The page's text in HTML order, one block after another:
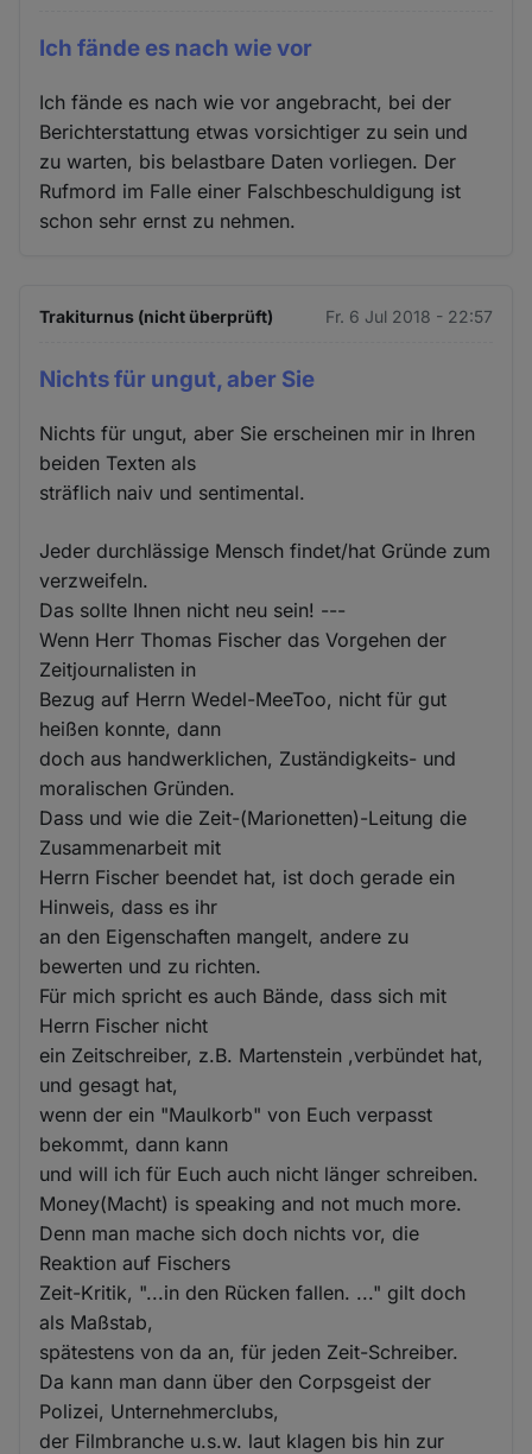
Ich fände es nach wie vor
Ich fände es nach wie vor angebracht, bei der
Berichterstattung etwas vorsichtiger zu sein und
zu warten, bis belastbare Daten vorliegen. Der
Rufmord im Falle einer Falschbeschuldigung ist
schon sehr ernst zu nehmen.
Trakiturnus (nicht überprüft) Fr. 6 Jul 2018 - 22:57
Nichts für ungut, aber Sie
Nichts für ungut, aber Sie erscheinen mir in Ihren
beiden Texten als
sträflich naiv und sentimental.
Jeder durchlässige Mensch findet/hat Gründe zum
verzweifeln.
Das sollte Ihnen nicht neu sein! ---
Wenn Herr Thomas Fischer das Vorgehen der
Zeitjournalisten in
Bezug auf Herrn Wedel-MeeToo, nicht für gut
heißen konnte, dann
doch aus handwerklichen, Zuständigkeits- und
moralischen Gründen.
Dass und wie die Zeit-(Marionetten)-Leitung die
Zusammenarbeit mit
Herrn Fischer beendet hat, ist doch gerade ein
Hinweis, dass es ihr
an den Eigenschaften mangelt, andere zu
bewerten und zu richten.
Für mich spricht es auch Bände, dass sich mit
Herrn Fischer nicht
ein Zeitschreiber, z.B. Martenstein ,verbündet hat,
und gesagt hat,
wenn der ein "Maulkorb" von Euch verpasst
bekommt, dann kann
und will ich für Euch auch nicht länger schreiben.
Money(Macht) is speaking and not much more.
Denn man mache sich doch nichts vor, die
Reaktion auf Fischers
Zeit-Kritik, "...in den Rücken fallen. ..." gilt doch
als Maßstab,
spätestens von da an, für jeden Zeit-Schreiber.
Da kann man dann über den Corpsgeist der
Polizei, Unternehmerclubs,
der Filmbranche u.s.w. laut klagen bis hin zur